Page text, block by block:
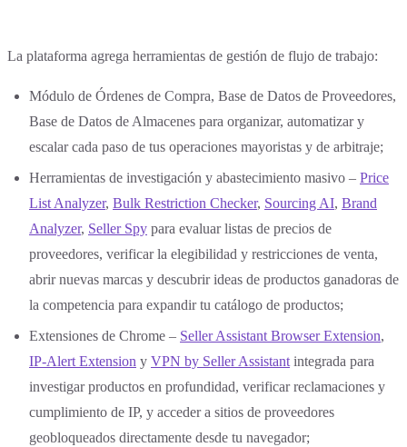
La plataforma agrega herramientas de gestión de flujo de trabajo:
Módulo de Órdenes de Compra, Base de Datos de Proveedores,
Base de Datos de Almacenes para organizar, automatizar y
escalar cada paso de tus operaciones mayoristas y de arbitraje;
Herramientas de investigación y abastecimiento masivo – Price
List Analyzer, Bulk Restriction Checker, Sourcing AI, Brand
Analyzer, Seller Spy para evaluar listas de precios de
proveedores, verificar la elegibilidad y restricciones de venta,
abrir nuevas marcas y descubrir ideas de productos ganadoras de
la competencia para expandir tu catálogo de productos;
Extensiones de Chrome – Seller Assistant Browser Extension,
IP-Alert Extension y VPN by Seller Assistant integrada para
investigar productos en profundidad, verificar reclamaciones y
cumplimiento de IP, y acceder a sitios de proveedores
geobloqueados directamente desde tu navegador;